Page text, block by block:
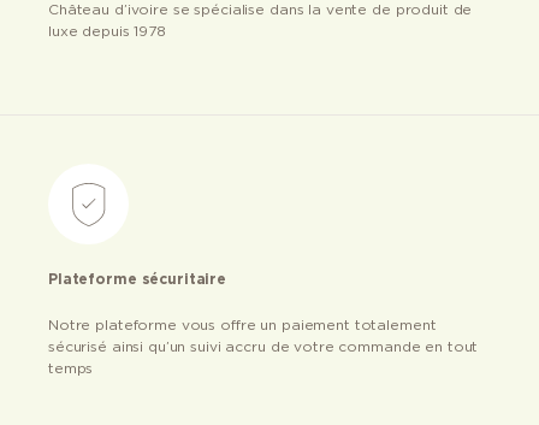
Château d’ivoire se spécialise dans la vente de produit de
luxe depuis 1978
Plateforme sécuritaire
Notre plateforme vous offre un paiement totalement
sécurisé ainsi qu’un suivi accru de votre commande en tout
temps